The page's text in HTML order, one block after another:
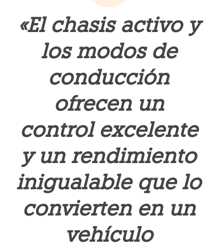
«El chasis activo y
los modos de
conducción
ofrecen un
control excelente
y un rendimiento
inigualable que lo
convierten en un
vehículo